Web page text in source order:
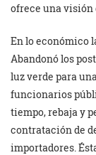
ofrece una
En lo económico
Abandonó los
luz verde para
funcionarios
tiempo, rebaja y
contratación de
importadores.